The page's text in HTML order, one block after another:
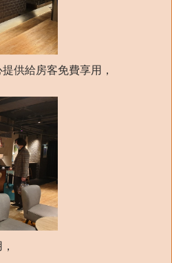
供給房客免費享用，